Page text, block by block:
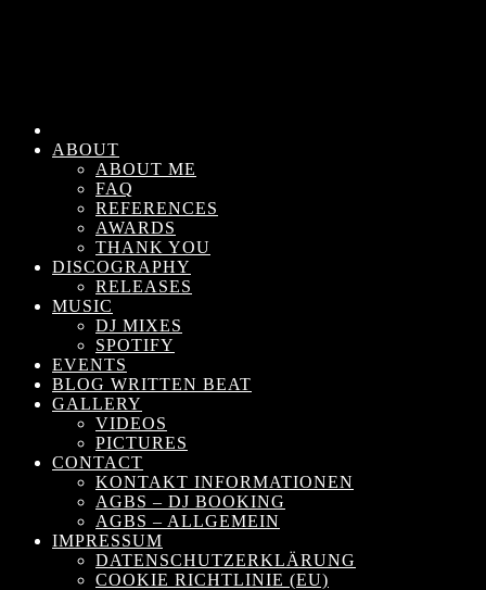
ABOUT
ABOUT ME
FAQ
REFERENCES
AWARDS
THANK YOU
DISCOGRAPHY
RELEASES
MUSIC
DJ MIXES
SPOTIFY
EVENTS
BLOG WRITTEN BEAT
GALLERY
VIDEOS
PICTURES
CONTACT
KONTAKT INFORMATIONEN
AGBS – DJ BOOKING
AGBS – ALLGEMEIN
IMPRESSUM
DATENSCHUTZERKLÄRUNG
COOKIE RICHTLINIE (EU)